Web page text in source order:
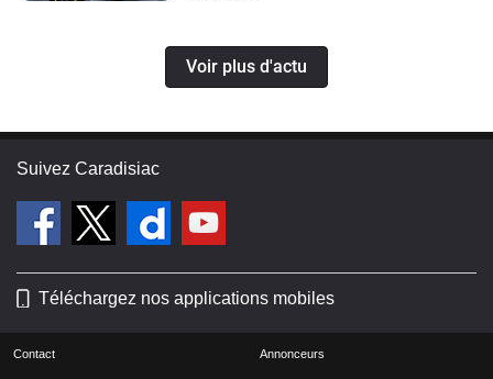
Voir plus d'actu
Suivez Caradisiac
Téléchargez nos applications mobiles
Contact Annonceurs